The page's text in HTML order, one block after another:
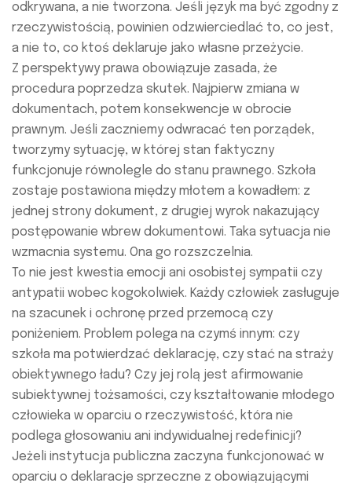
odkrywana, a nie tworzona. Jeśli język ma być zgodny z
rzeczywistością, powinien odzwierciedlać to, co jest,
a nie to, co ktoś deklaruje jako własne przeżycie.
Z perspektywy prawa obowiązuje zasada, że
procedura poprzedza skutek. Najpierw zmiana w
dokumentach, potem konsekwencje w obrocie
prawnym. Jeśli zaczniemy odwracać ten porządek,
tworzymy sytuację, w której stan faktyczny
funkcjonuje równolegle do stanu prawnego. Szkoła
zostaje postawiona między młotem a kowadłem: z
jednej strony dokument, z drugiej wyrok nakazujący
postępowanie wbrew dokumentowi. Taka sytuacja nie
wzmacnia systemu. Ona go rozszczelnia.
To nie jest kwestia emocji ani osobistej sympatii czy
antypatii wobec kogokolwiek. Każdy człowiek zasługuje
na szacunek i ochronę przed przemocą czy
poniżeniem. Problem polega na czymś innym: czy
szkoła ma potwierdzać deklarację, czy stać na straży
obiektywnego ładu? Czy jej rolą jest afirmowanie
subiektywnej tożsamości, czy kształtowanie młodego
człowieka w oparciu o rzeczywistość, która nie
podlega głosowaniu ani indywidualnej redefinicji?
Jeżeli instytucja publiczna zaczyna funkcjonować w
oparciu o deklaracje sprzeczne z obowiązującymi